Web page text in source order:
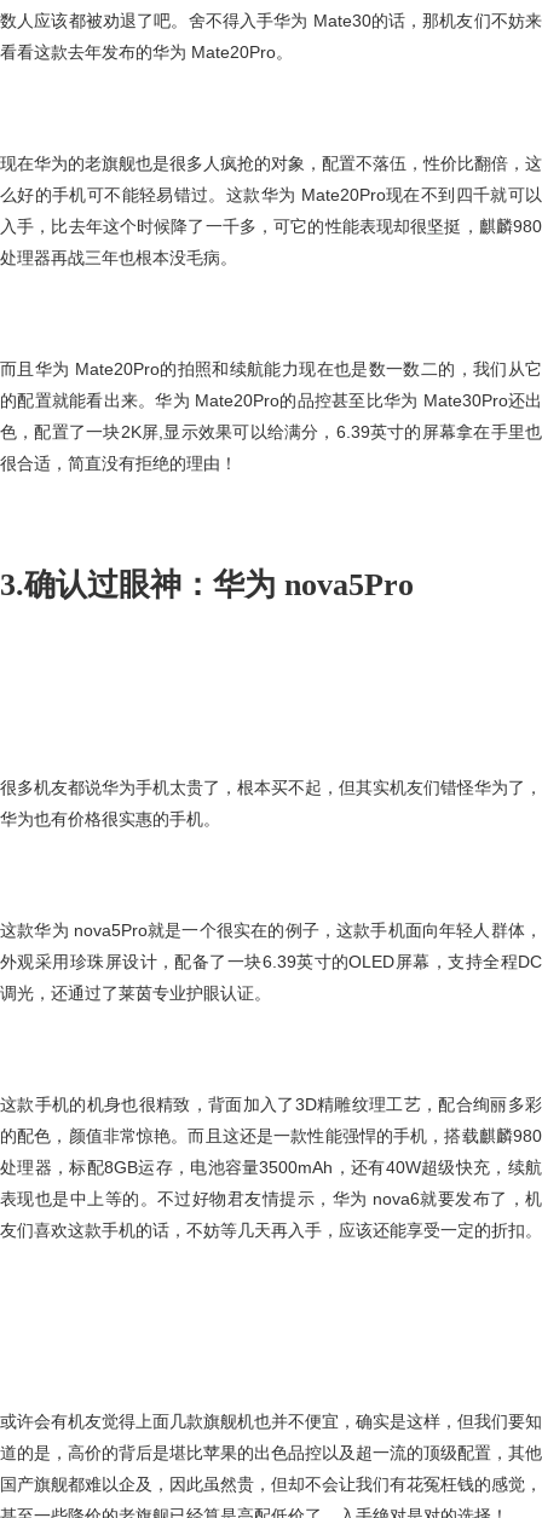
数人应该都被劝退了吧。舍不得入手华为 Mate30的话，那机友们不妨来
看看这款去年发布的华为 Mate20Pro。
现在华为的老旗舰也是很多人疯抢的对象，配置不落伍，性价比翻倍，这
么好的手机可不能轻易错过。这款华为 Mate20Pro现在不到四千就可以
入手，比去年这个时候降了一千多，可它的性能表现却很坚挺，麒麟980
处理器再战三年也根本没毛病。
而且华为 Mate20Pro的拍照和续航能力现在也是数一数二的，我们从它
的配置就能看出来。华为 Mate20Pro的品控甚至比华为 Mate30Pro还出
色，配置了一块2K屏,显示效果可以给满分，6.39英寸的屏幕拿在手里也
很合适，简直没有拒绝的理由！
3.确认过眼神：华为 nova5Pro
很多机友都说华为手机太贵了，根本买不起，但其实机友们错怪华为了，
华为也有价格很实惠的手机。
这款华为 nova5Pro就是一个很实在的例子，这款手机面向年轻人群体，
外观采用珍珠屏设计，配备了一块6.39英寸的OLED屏幕，支持全程DC
调光，还通过了莱茵专业护眼认证。
这款手机的机身也很精致，背面加入了3D精雕纹理工艺，配合绚丽多彩
的配色，颜值非常惊艳。而且这还是一款性能强悍的手机，搭载麒麟980
处理器，标配8GB运存，电池容量3500mAh，还有40W超级快充，续航
表现也是中上等的。不过好物君友情提示，华为 nova6就要发布了，机
友们喜欢这款手机的话，不妨等几天再入手，应该还能享受一定的折扣。
或许会有机友觉得上面几款旗舰机也并不便宜，确实是这样，但我们要知
道的是，高价的背后是堪比苹果的出色品控以及超一流的顶级配置，其他
国产旗舰都难以企及，因此虽然贵，但却不会让我们有花冤枉钱的感觉，